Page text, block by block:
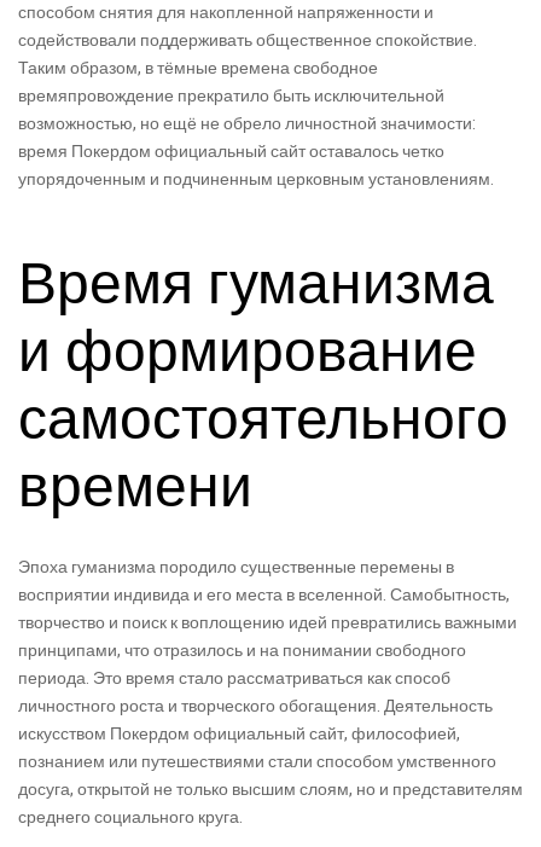
способом снятия для накопленной напряженности и
содействовали поддерживать общественное спокойствие.
Таким образом, в тёмные времена свободное
времяпровождение прекратило быть исключительной
возможностью, но ещё не обрело личностной значимости:
время Покердом официальный сайт оставалось четко
упорядоченным и подчиненным церковным установлениям.
Время гуманизма
и формирование
самостоятельного
времени
Эпоха гуманизма породило существенные перемены в
восприятии индивида и его места в вселенной. Самобытность,
творчество и поиск к воплощению идей превратились важными
принципами, что отразилось и на понимании свободного
периода. Это время стало рассматриваться как способ
личностного роста и творческого обогащения. Деятельность
искусством Покердом официальный сайт, философией,
познанием или путешествиями стали способом умственного
досуга, открытой не только высшим слоям, но и представителям
среднего социального круга.